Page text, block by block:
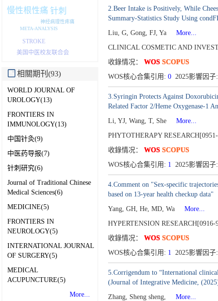
针刺
慢性根性痛
神经病理性疼痛
META-ANALYSIS
STROKE
美国中医校友联合会
相關期刊(93)
WORLD JOURNAL OF
UROLOGY(13)
FRONTIERS IN
IMMUNOLOGY(13)
中国针灸(9)
中医药导报(7)
针刺研究(6)
Journal of Traditional Chinese
Medical Sciences(6)
MEDICINE(5)
FRONTIERS IN
NEUROLOGY(5)
INTERNATIONAL JOURNAL
OF SURGERY(5)
MEDICAL
ACUPUNCTURE(5)
More...
2.Beer Intake is Positively, While
Summary-Statistics Study Using
Liu, G, Gong, FJ, Ya
More...
CLINICAL COSMETIC AND
收錄情况： WOS SCOPUS
WOS核心合集引用: 02025影響因
3.Syringin Protects Against
Related Factor 2/Heme Oxygenase-1
Li, YJ, Wang, T, She
More...
PHYTOTHERAPY
收錄情况： WOS SCOPUS
WOS核心合集引用: 1 2025影響因
4.Comment on "Sex-specific
based on 13-year health checkup data"
Yang, GH, He, MD, Wa
More...
HYPERTENSION
收錄情况： WOS SCOPUS
WOS核心合集引用: 1 2025影響因
5.Corrigendum to “International
(Journal of Integrative Medicine,
Zhang, Sheng sheng,
More...